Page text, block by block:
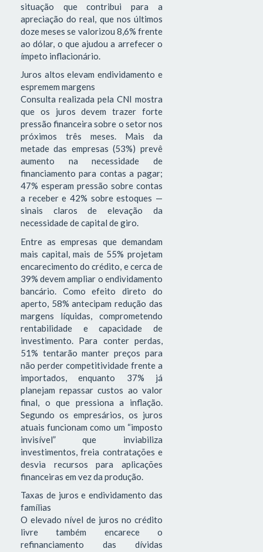
situação que contribui para a
apreciação do real, que nos últimos
doze meses se valorizou 8,6% frente
ao dólar, o que ajudou a arrefecer o
ímpeto inflacionário.
Juros altos elevam endividamento e
espremem margens
Consulta realizada pela CNI mostra
que os juros devem trazer forte
pressão financeira sobre o setor nos
próximos três meses. Mais da
metade das empresas (53%) prevê
aumento na necessidade de
financiamento para contas a pagar;
47% esperam pressão sobre contas
a receber e 42% sobre estoques —
sinais claros de elevação da
necessidade de capital de giro.
Entre as empresas que demandam
mais capital, mais de 55% projetam
encarecimento do crédito, e cerca de
39% devem ampliar o endividamento
bancário. Como efeito direto do
aperto, 58% antecipam redução das
margens líquidas, comprometendo
rentabilidade e capacidade de
investimento. Para conter perdas,
51% tentarão manter preços para
não perder competitividade frente a
importados, enquanto 37% já
planejam repassar custos ao valor
final, o que pressiona a inflação.
Segundo os empresários, os juros
atuais funcionam como um “imposto
invisível” que inviabiliza
investimentos, freia contratações e
desvia recursos para aplicações
financeiras em vez da produção.
Taxas de juros e endividamento das
famílias
O elevado nível de juros no crédito
livre também encarece o
refinanciamento das dívidas